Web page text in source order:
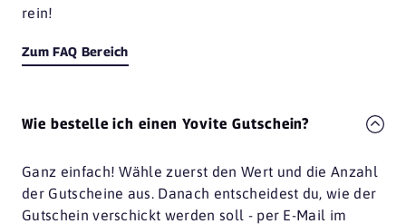
rein!
Zum FAQ Bereich
Wie bestelle ich einen Yovite Gutschein?
Ganz einfach! Wähle zuerst den Wert und die Anzahl
der Gutscheine aus. Danach entscheidest du, wie der
Gutschein verschickt werden soll - per E-Mail im